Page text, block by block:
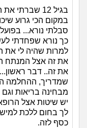
בגיל 12
במקום הכי גרוע
סבלתי נורא...
כך נורא שפחדתי
את זה אצל המנתח
את זה.. דבר
שמדריך, ההחלמה
מבחינה בריאות
יש שיטות אצל
לך בחום ללכת
כסף לזה.